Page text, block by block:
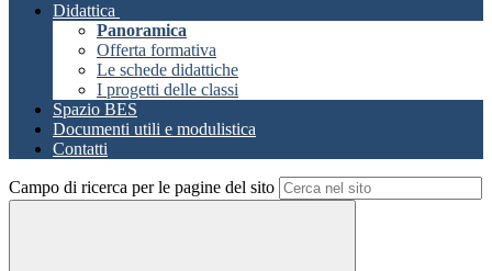
Didattica
Panoramica
Offerta formativa
Le schede didattiche
I progetti delle classi
Spazio BES
Documenti utili e modulistica
Contatti
Campo di ricerca per le pagine del sito